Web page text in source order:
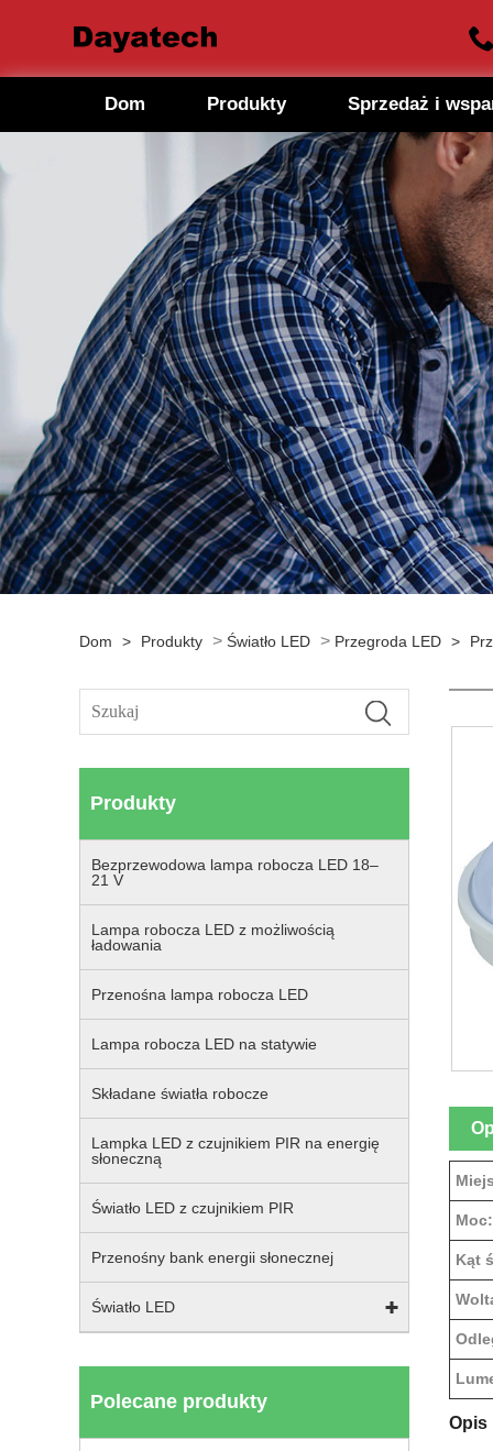
Dom Produkty Sprzedaż i
Dom > Produkty > Światło LED > Przegroda LED >
Produkty
Bezprzewodowa lampa robocza LED 18–
21 V
Lampa robocza LED z możliwością
ładowania
Przenośna lampa robocza LED
Lampa robocza LED na statywie
Składane światła robocze
Lampka LED z czujnikiem PIR na energię
słoneczną
Światło LED z czujnikiem PIR
Przenośny bank energii słonecznej
Światło LED
Polecane produkty
Kąt
Opis